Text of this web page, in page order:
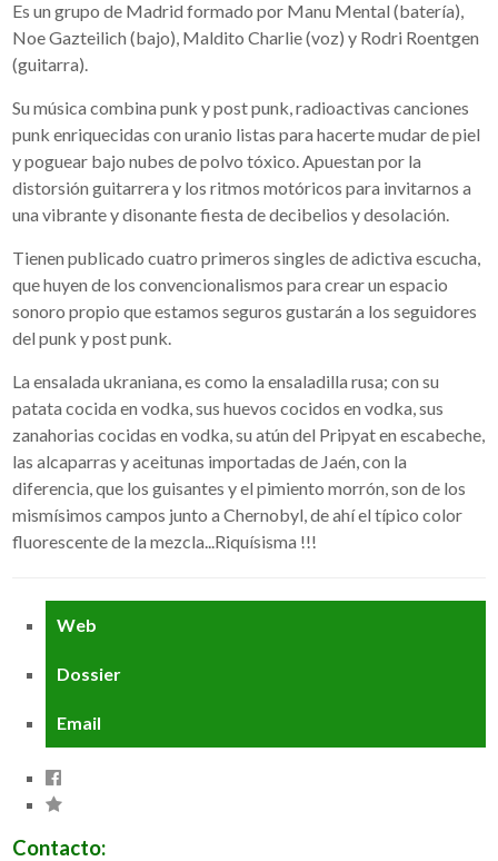
Es un grupo de Madrid formado por Manu Mental (batería),
Noe Gazteilich (bajo), Maldito Charlie (voz) y Rodri Roentgen
(guitarra).
Su música combina punk y post punk, radioactivas canciones
punk enriquecidas con uranio listas para hacerte mudar de piel
y poguear bajo nubes de polvo tóxico. Apuestan por la
distorsión guitarrera y los ritmos motóricos para invitarnos a
una vibrante y disonante fiesta de decibelios y desolación.
Tienen publicado cuatro primeros singles de adictiva escucha,
que huyen de los convencionalismos para crear un espacio
sonoro propio que estamos seguros gustarán a los seguidores
del punk y post punk.
La ensalada ukraniana, es como la ensaladilla rusa; con su
patata cocida en vodka, sus huevos cocidos en vodka, sus
zanahorias cocidas en vodka, su atún del Pripyat en escabeche,
las alcaparras y aceitunas importadas de Jaén, con la
diferencia, que los guisantes y el pimiento morrón, son de los
mismísimos campos junto a Chernobyl, de ahí el típico color
fluorescente de la mezcla...Riquísisma !!!
Web
Dossier
Email
Contacto: